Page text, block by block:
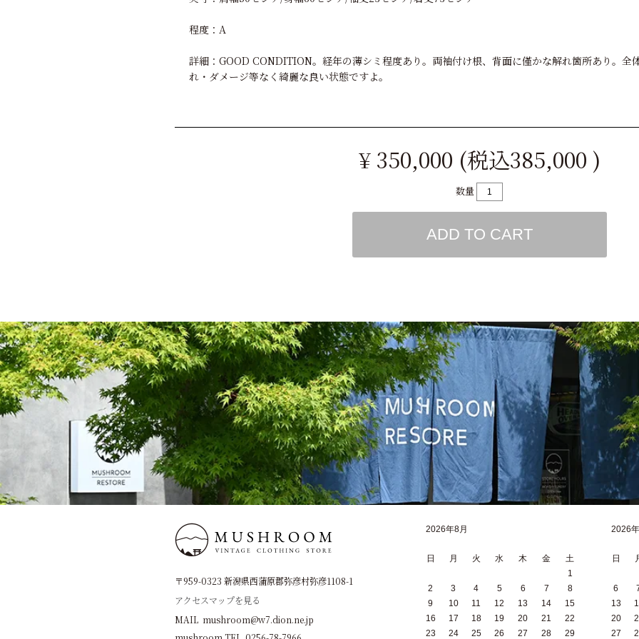
程度：A
詳細：GOOD CONDITION。経年の薄シミ程度あり。両袖付け根、背面に僅かな解れ箇所あり。全
れ・ダメージ等なく綺麗な良い状態ですよ。
¥ 350,000 (税込385,000 )
数量
ADD TO CART
〒959-0323 新潟県西蒲原郡弥彦村弥彦1108-1
アクセスマップを見る
MAIL mushroom@w7.dion.ne.jp
2026年8月
日 月 火 水 木 金
土
1
2
3 4 5 6 7
8
9
10 11 12 13 14
15
16
17 18 19 20 21
22
23
24 25 26 27 28 29
2026
日
6
13
20
27